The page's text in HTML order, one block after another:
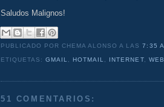
Saludos Malignos!
PUBLICADO POR CHEMA ALONSOA LAS7:35
ETIQUETAS:GMAIL, HOTMAIL, INTERNET,
51 COMENTARIOS: